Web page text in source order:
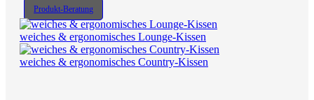
Produkt-Beratung
weiches & ergonomisches Lounge-Kissen
weiches & ergonomisches Country-Kissen